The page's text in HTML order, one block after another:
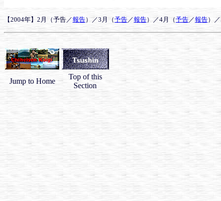
【2004年】2月（予告／報告）／3月（予告／報告）／4月（予告／報告）
Jump to Home
Top of this
Section